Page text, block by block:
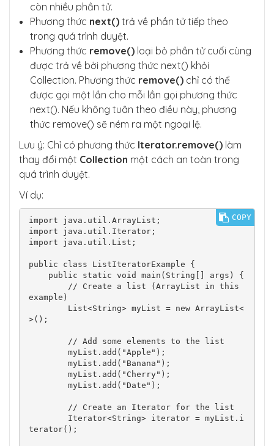
còn nhiều phần tử.
Phương thức next() trả về phần tử tiếp theo
trong quá trình duyệt.
Phương thức remove() loại bỏ phần tử cuối cùng
được trả về bởi phương thức next() khỏi
Collection. Phương thức remove() chỉ có thể
được gọi một lần cho mỗi lần gọi phương thức
next(). Nếu không tuân theo điều này, phương
thức remove() sẽ ném ra một ngoại lệ.
Lưu ý: Chỉ có phương thức Iterator.remove() làm
thay đổi một Collection một cách an toàn trong
quá trình duyệt.
Ví dụ:
import java.util.ArrayList;
import java.util.Iterator;
import java.util.List;
public class ListIteratorExample {
example)
>();
terator();
COPY